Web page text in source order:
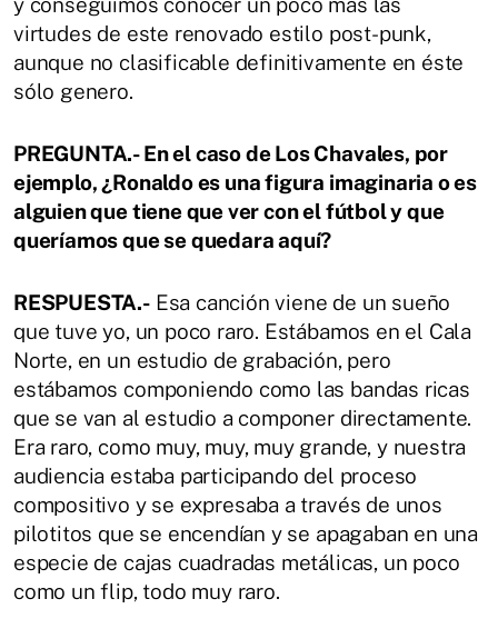
virtudes de este renovado estilo post-punk,
aunque no clasificable definitivamente en éste
sólo genero.
PREGUNTA.- En el caso de Los Chavales, por
ejemplo, ¿Ronaldo es una figura imaginaria o es
alguien que tiene que ver con el fútbol y que
queríamos que se quedara aquí?
RESPUESTA.-Esa canción viene de un sueño
que tuve yo, un poco raro. Estábamos en el Cala
Norte, en un estudio de grabación, pero
estábamos componiendo como las bandas ricas
que se van al estudio a componer directamente.
Era raro, como muy, muy, muy grande, y nuestra
audiencia estaba participando del proceso
compositivo y se expresaba a través de unos
pilotitos que se encendían y se apagaban en una
especie de cajas cuadradas metálicas, un poco
como un flip, todo muy raro.